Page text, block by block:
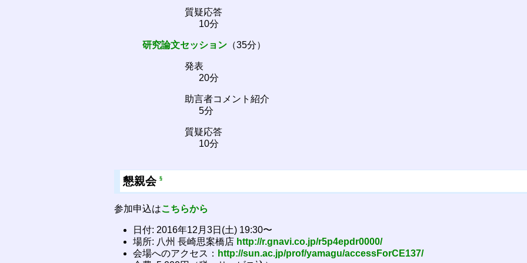
質疑応答
10分
研究論文セッション（35分）
発表
20分
助言者コメント紹介
5分
質疑応答
10分
懇親会§
参加申込はこちらから
日付: 2016年12月3日(土) 19:30〜
場所: 八州 長崎思案橋店 http://r.gnavi.co.jp/r5p4epdr0000/
会場へのアクセス： http://sun.ac.jp/prof/yamagu/accessForCE137/